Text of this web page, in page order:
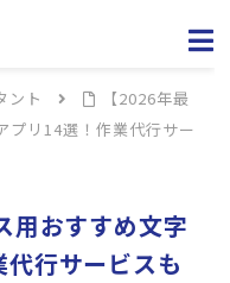
ント
【2026年最
プリ14選！作業代行サー
用おすすめ文字
行サービスも